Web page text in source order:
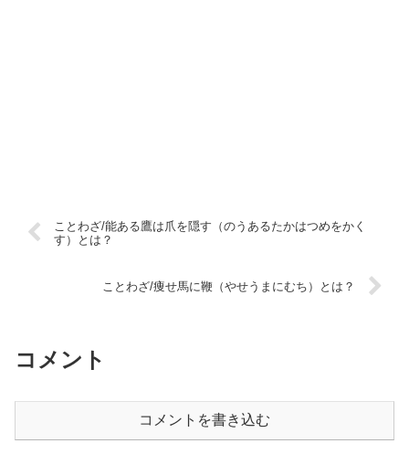
ことわざ/能ある鷹は爪を隠す（のうあるたかはつめをかく
す）とは？
ことわざ/痩せ馬に鞭（やせうまにむち）とは？
コメント
コメントを書き込む